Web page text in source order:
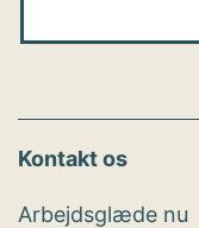
Kontakt os
Arbejdsglæde nu